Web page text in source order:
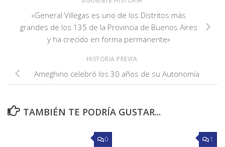
«General Villegas es uno de los Distritos más
grandes de los 135 de la Provincia de Buenos Aires
y ha crecido en forma permanente»
HISTORIA PREVIA
Ameghino celebró los 30 años de su Autonomía
TAMBIÉN TE PODRÍA GUSTAR...
0 1